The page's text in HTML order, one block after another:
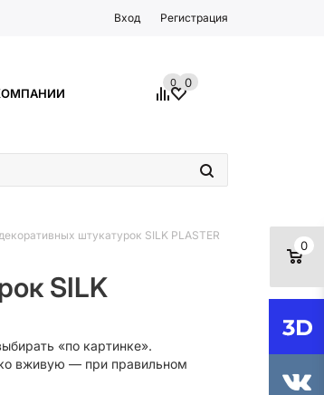
Вход Регистрация
0 0
0
штукатурок SILK PLASTER
SILK
«по картинке».
вживую — при правильном